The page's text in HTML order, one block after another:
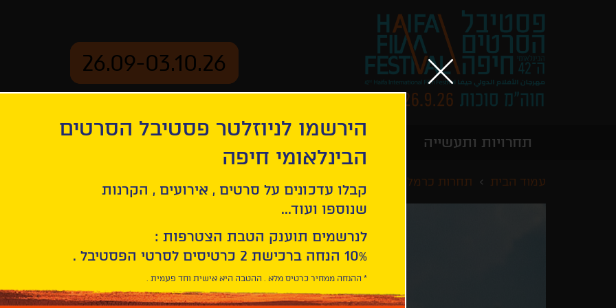
26.09-03.10.26
תחרויות ותעשייה
עמוד הבית תחרות כרמל לקולנוע בינלאומי אירופה
הירשמו לניוזלטר פסטיבל הסרטים
הבינלאומי חיפה
קבלו עדכונים על סרטים , אירועים , הקרנות
שנוספו ועוד...
לנרשמים תוענק הטבת הצטרפות :
10% הנחה ברכישת 2 כרטיסים לסרטי הפסטיבל .
* ההנחה ממחיר כרטיס מלא . ההטבה היא אישית וחד פעמית .